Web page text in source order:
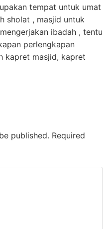
tempat untuk umat
sholat , masjid untuk
ibadah , tentu
perlengkapan
kapret masjid, kapret
published. Required